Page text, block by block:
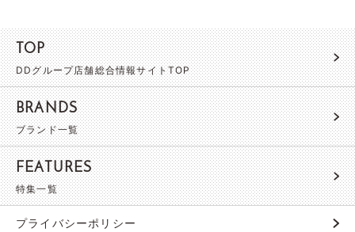
TOP
DDグループ店舗総合情報サイトTOP
BRANDS
ブランド一覧
FEATURES
特集一覧
プライバシーポリシー